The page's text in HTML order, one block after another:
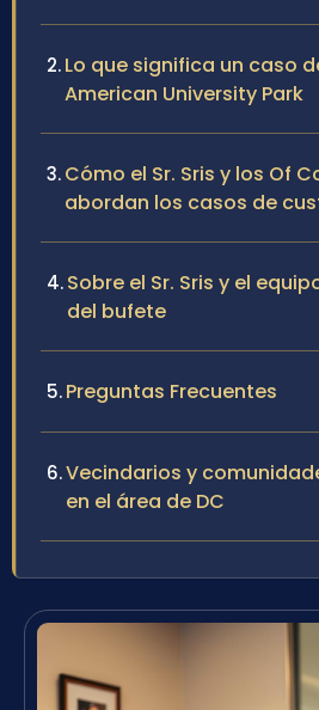
Lo que significa un caso
American University Park
Cómo el Sr. Sris y los Of
abordan los casos de
Sobre el Sr. Sris y el
del bufete
Preguntas Frecuentes
Vecindarios y
en el área de DC